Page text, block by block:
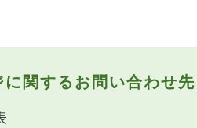
に関するお問い合わせ先